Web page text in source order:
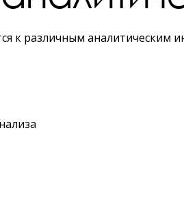
к различным аналитическим